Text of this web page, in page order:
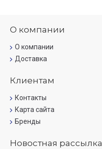
О компании
О компании
Доставка
Клиентам
Контакты
Карта сайта
Бренды
Новостная рассылка